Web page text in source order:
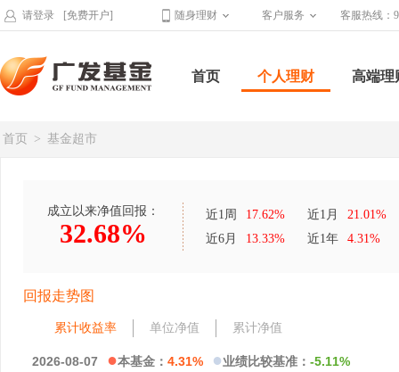
请登录 [免费开户] 随身理财 客户服务 客服热线：
首页 个人理财 高端理
首页 > 基金超市
成立以来净值回报：
32.68%
近1周 17.62% 近1月
21.01%
近6月
13.33% 近1年 4.31%
回报走势图
累计收益率 单位净值 累计净值
2026-08-07 ●本基金： 4.31% ●业绩比较基准： -5.11%